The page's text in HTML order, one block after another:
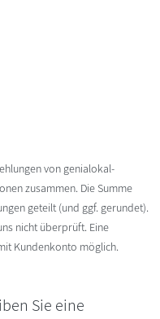
von genialokal-
zusammen. Die Summe
geteilt (und ggf. gerundet).
nicht überprüft. Eine
Kundenkonto möglich.
Sie eine